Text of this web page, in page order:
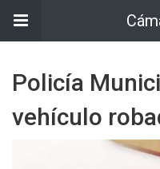
Policía
vehículo